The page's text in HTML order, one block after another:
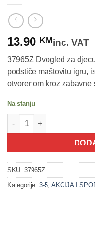
13.90 KMinc. VAT
37965Z Dvogled za
podstiče maštovitu igru,
otvorenom kroz zabavne
Na stanju
200307-1 Dvogled sa
SKU: 37965Z
Kategorije: 3-5 AKCIJA I